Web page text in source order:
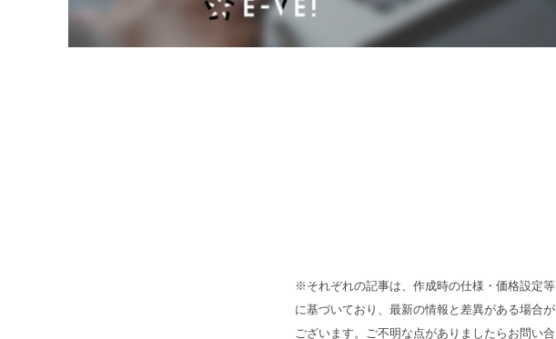
※それぞれの記事は、作成時の仕様・価格設定等
に基づいており、最新の情報と差異がある場合が
ございます。ご不明な点がありましたらお問い合